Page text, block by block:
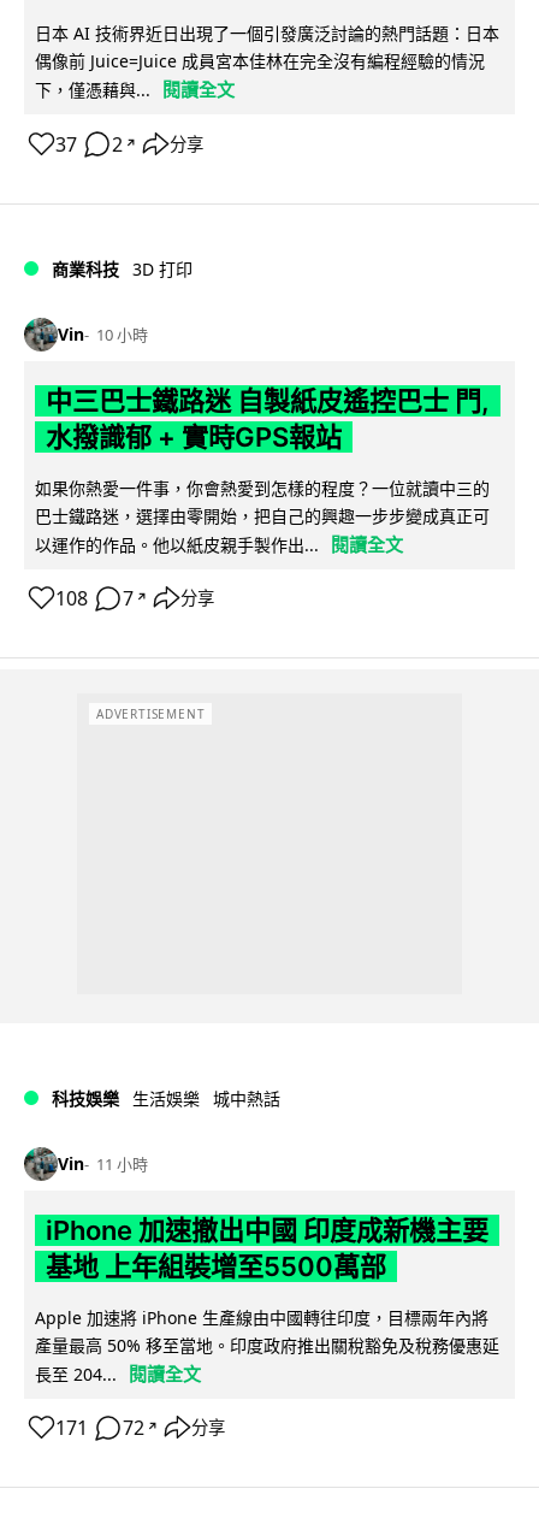
日本 AI 技術界近日出現了一個引發廣泛討論的熱門話題：日本
偶像前 Juice=Juice 成員宮本佳林在完全沒有編程經驗的情況
下，僅憑藉與...
閱讀全文
37 2 ↗ 分享
商業科技 3D 打印
Vin 10 小時
中三巴士鐵路迷 自製紙皮遙控巴士 門,
水撥識郁 + 實時GPS報站
如果你熱愛一件事，你會熱愛到怎樣的程度？一位就讀中三的
巴士鐵路迷，選擇由零開始，把自己的興趣一步步變成真正可
以運作的作品。他以紙皮親手製作出...
閱讀全文
108 7 ↗ 分享
ADVERTISEMENT
科技娛樂 生活娛樂 城中熱話
Vin 11 小時
iPhone 加速撤出中國 印度成新機主要
基地 上年組裝增至5500萬部
Apple 加速將 iPhone 生產線由中國轉往印度，目標兩年內將
產量最高 50% 移至當地。印度政府推出關稅豁免及稅務優惠延
長至 204...
閱讀全文
171 72 ↗ 分享